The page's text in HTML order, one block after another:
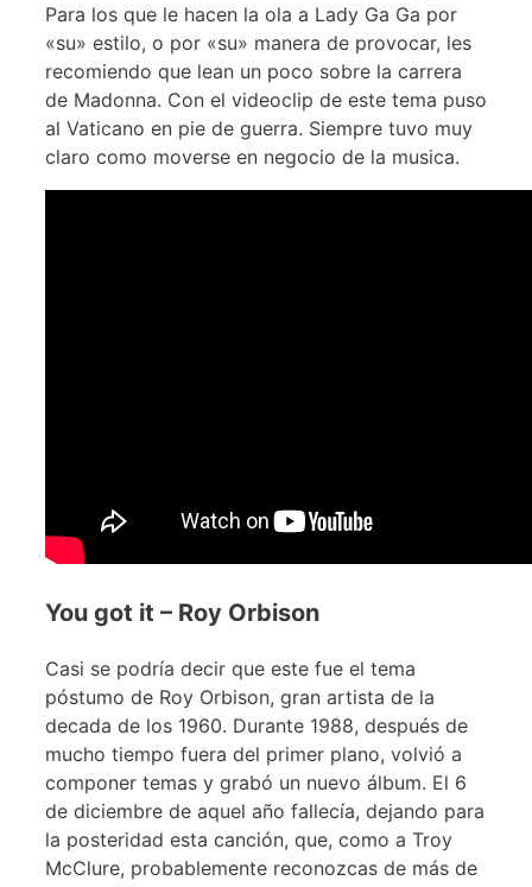
Para los que le hacen la ola a Lady Ga Ga por
«su» estilo, o por «su» manera de provocar, les
recomiendo que lean un poco sobre la carrera
de Madonna. Con el videoclip de este tema puso
al Vaticano en pie de guerra. Siempre tuvo muy
claro como moverse en negocio de la musica.
You got it – Roy Orbison
Casi se podría decir que este fue el tema
póstumo de Roy Orbison, gran artista de la
decada de los 1960. Durante 1988, después de
mucho tiempo fuera del primer plano, volvió a
componer temas y grabó un nuevo álbum. El 6
de diciembre de aquel año fallecía, dejando para
la posteridad esta canción, que, como a Troy
McClure, probablemente reconozcas de más de